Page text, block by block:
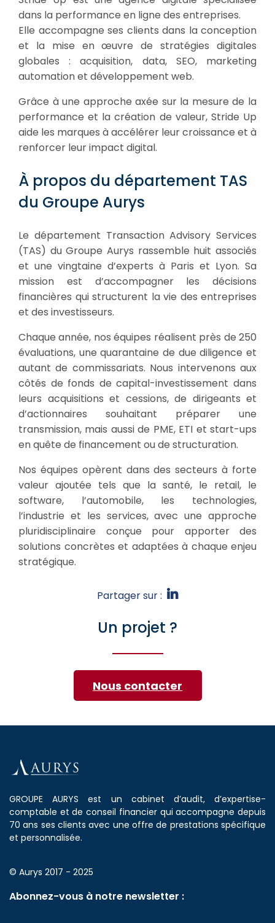
dans la performance en ligne des entreprises.
Elle accompagne ses clients dans la conception
et la mise en œuvre de stratégies digitales
globales : acquisition, data, SEO, marketing
automation et développement web.
Grâce à une approche axée sur la mesure de la
performance et la création de valeur, Stride Up
aide les marques à accélérer leur croissance et à
renforcer leur impact digital.
À propos du département TAS
du Groupe Aurys
Le département Transaction Advisory Services
(TAS) du Groupe Aurys rassemble huit associés
et une vingtaine d’experts à Paris et Lyon. Sa
mission est d’accompagner les décisions
financières qui structurent la vie des entreprises
et des investisseurs.
Chaque année, nos équipes réalisent près de 250
évaluations, une quarantaine de due diligence et
autant de commissariats. Nous intervenons aux
côtés de fonds de capital-investissement dans
leurs acquisitions et cessions, de dirigeants et
d’actionnaires souhaitant préparer une
transmission, mais aussi de PME, ETI et start-ups
en quête de financement ou de structuration.
Nos équipes opèrent dans des secteurs à forte
valeur ajoutée tels que la santé, le retail, le
software, l’automobile, les technologies,
l’industrie et les services, avec une approche
pluridisciplinaire conçue pour apporter des
solutions concrètes et adaptées à chaque enjeu
stratégique.
Partager sur :
Un projet ?
Nous contacter
GROUPE AURYS est un cabinet d’audit, d’expertise-
comptable et de conseil financier qui accompagne depuis
70 ans ses clients avec une offre de prestations spécifique
et personnalisée.
© Aurys 2017 - 2025
Abonnez-vous à notre newsletter :